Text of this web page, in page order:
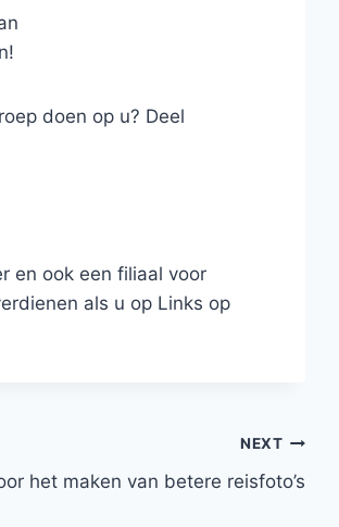
doen op u? Deel
en ook een filiaal voor
als u op Links op
NEXT
het maken van betere reisfoto’s